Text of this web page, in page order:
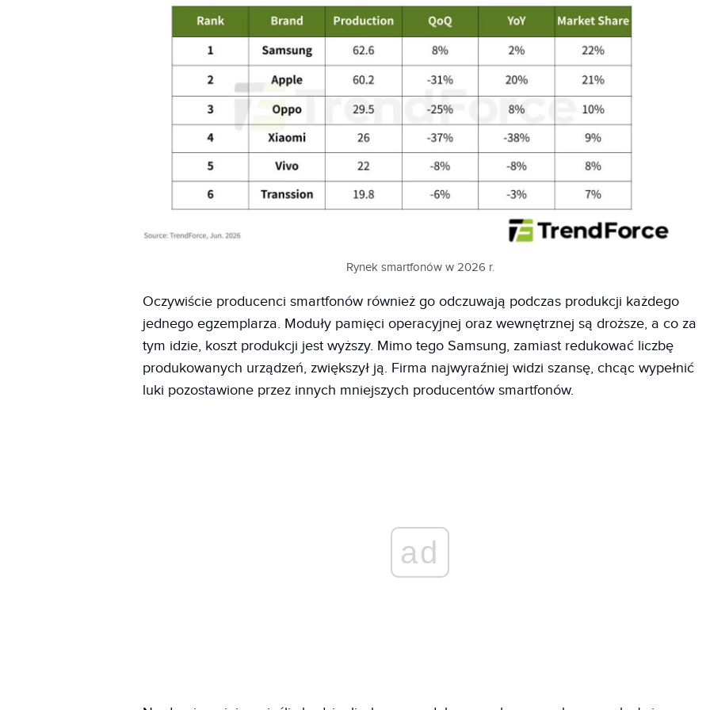
Rynek smartfonów w 2026 r.
Oczywiście producenci smartfonów również go odczuwają podczas produkcji każdego
jednego egzemplarza. Moduły pamięci operacyjnej oraz wewnętrznej są droższe, a co za
tym idzie, koszt produkcji jest wyższy. Mimo tego Samsung, zamiast redukować liczbę
produkowanych urządzeń, zwiększył ją. Firma najwyraźniej widzi szansę, chcąc wypełnić
luki pozostawione przez innych mniejszych producentów smartfonów.
ad